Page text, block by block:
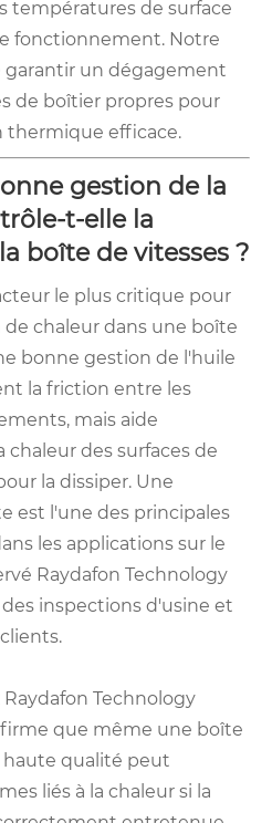
températures de surface
fonctionnement. Notre
un dégagement
de boîtier propres pour
efficace.
gestion de la
t-elle la
boîte de vitesses ?
le plus critique pour
chaleur dans une boîte
bonne gestion de l'huile
la friction entre les
mais aide
des surfaces de
la dissiper. Une
est l'une des principales
les applications sur le
Raydafon Technology
inspections d'usine et
Technology
que même une boîte
haute qualité peut
liés à la chaleur si la